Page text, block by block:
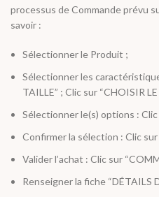
processus de Commande prévu
savoir :
Sélectionner le Produit ;
Sélectionner les
TAILLE” ; Clic sur “CHOISIR LE
Sélectionner le(s) options : Clic
Confirmer la sélection : Clic sur
Valider l’achat : Clic sur
Renseigner la fiche “DÉTAILS